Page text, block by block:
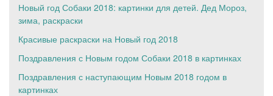
Новый год Собаки 2018: картинки для детей. Дед Мороз,
зима, раскраски
Красивые раскраски на Новый год 2018
Поздравления с Новым годом Собаки 2018 в картинках
Поздравления с наступающим Новым 2018 годом в
картинках